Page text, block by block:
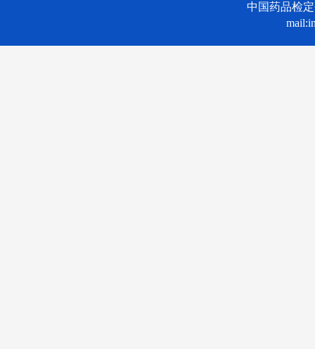
中国药品检